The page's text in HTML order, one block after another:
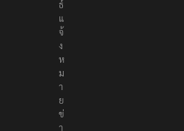
พั
น
ธ์
แ
จ้
ง
ห
ม
า